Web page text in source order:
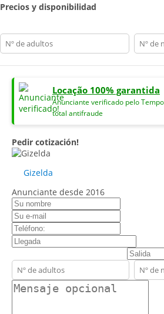
Precios y disponibilidad
adults
Locação 100% garantida
Anunciante verificado pelo
total antifraude
Pedir cotización!
Gizelda
Anunciante desde 2016
contact_name
contact_email
contact_phone
adults
children
contact_message